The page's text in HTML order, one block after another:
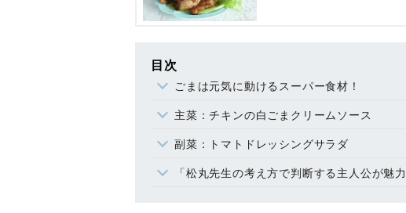
目次
ごまは元気に動けるスーパー食材！
主菜：チキンの白ごまクリームソース
副菜：トマトドレッシングサラダ
「松丸先生の考え方で判断する主人公が魅力的では」とNHKプ